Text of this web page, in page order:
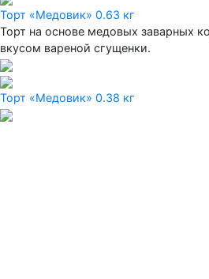
Торт «Медовик» 0.63 кг
Торт на основе медовых заварных
вкусом вареной сгущенки.
Торт «Медовик» 0.38 кг